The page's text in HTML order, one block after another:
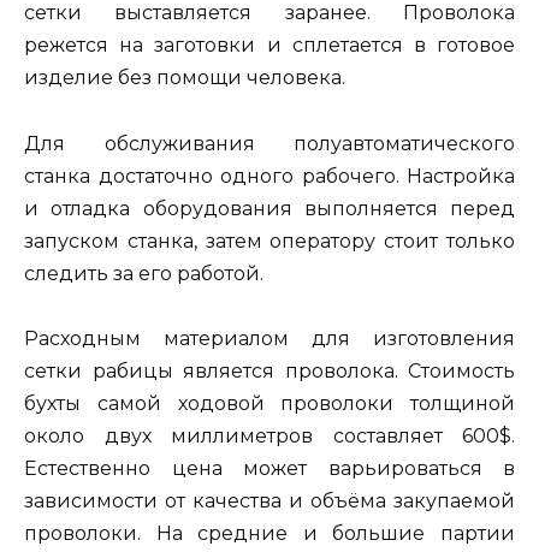
сетки выставляется заранее. Проволока
режется на заготовки и сплетается в готовое
изделие без помощи человека.
Для обслуживания полуавтоматического
станка достаточно одного рабочего. Настройка
и отладка оборудования выполняется перед
запуском станка, затем оператору стоит только
следить за его работой.
Расходным материалом для изготовления
сетки рабицы является проволока. Стоимость
бухты самой ходовой проволоки толщиной
около двух миллиметров составляет 600$.
Естественно цена может варьироваться в
зависимости от качества и объёма закупаемой
проволоки. На средние и большие партии